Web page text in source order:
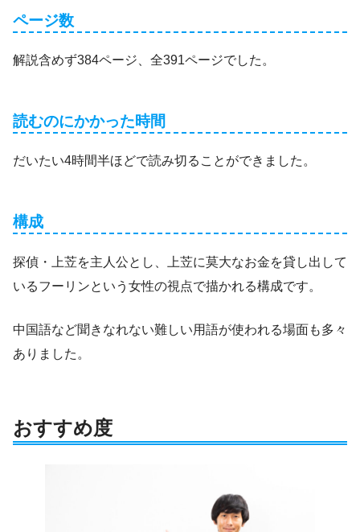
ページ数
解説含めず384ページ、全391ページでした。
読むのにかかった時間
だいたい4時間半ほどで読み切ることができました。
構成
探偵・上苙を主人公とし、上苙に莫大なお金を貸し出して
いるフーリンという女性の視点で描かれる構成です。
中国語など聞きなれない難しい用語が使われる場面も多々
ありました。
おすすめ度